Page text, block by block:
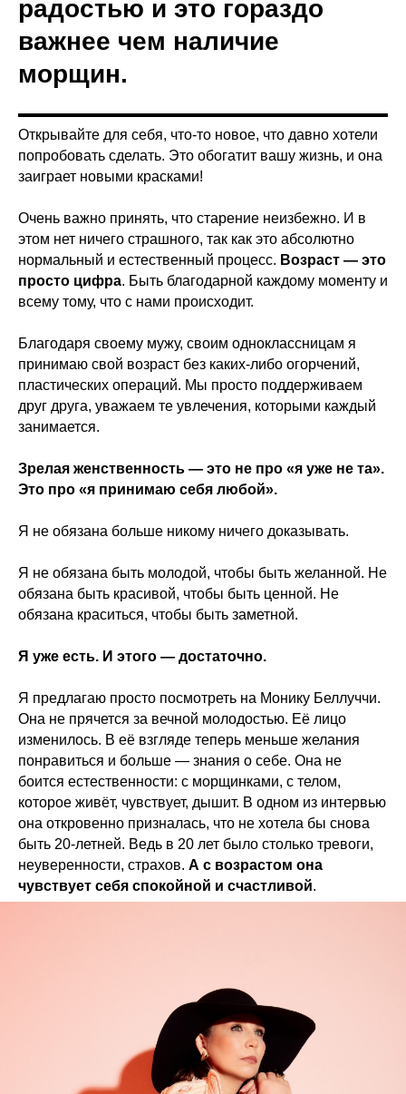
радостью и это гораздо
важнее чем наличие
морщин.
Открывайте для себя, что-то новое, что давно хотели
попробовать сделать. Это обогатит вашу жизнь, и она
заиграет новыми красками!
Очень важно принять, что старение неизбежно. И в
этом нет ничего страшного, так как это абсолютно
нормальный и естественный процесс. Возраст — это
просто цифра. Быть благодарной каждому моменту и
всему тому, что с нами происходит.
Благодаря своему мужу, своим одноклассницам я
принимаю свой возраст без каких-либо огорчений,
пластических операций. Мы просто поддерживаем
друг друга, уважаем те увлечения, которыми каждый
занимается.
Зрелая женственность — это не про «я уже не та».
Это про «я принимаю себя любой».
Я не обязана больше никому ничего доказывать.
Я не обязана быть молодой, чтобы быть желанной. Не
обязана быть красивой, чтобы быть ценной. Не
обязана краситься, чтобы быть заметной.
Я уже есть. И этого — достаточно.
Я предлагаю просто посмотреть на Монику Беллуччи.
Она не прячется за вечной молодостью. Её лицо
изменилось. В её взгляде теперь меньше желания
понравиться и больше — знания о себе. Она не
боится естественности: с морщинками, с телом,
которое живёт, чувствует, дышит. В одном из интервью
она откровенно призналась, что не хотела бы снова
быть 20-летней. Ведь в 20 лет было столько тревоги,
неуверенности, страхов. А с возрастом она
чувствует себя спокойной и счастливой.